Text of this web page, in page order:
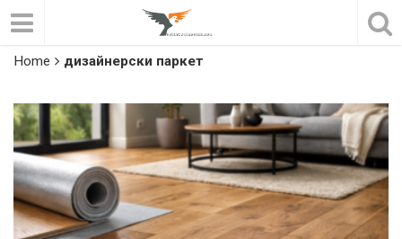
Home дизайнерски паркет